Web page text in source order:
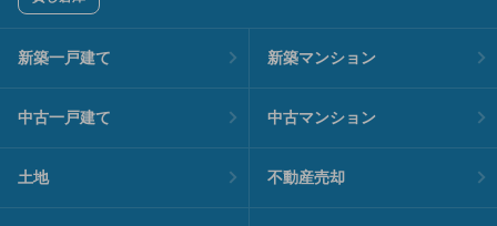
新築一戸建て 新築マンション
中古一戸建て 中古マンション
土地 不動産売却